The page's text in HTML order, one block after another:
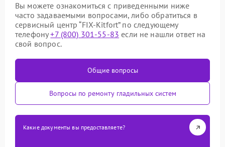
Вы можете ознакомиться с приведенными ниже
часто задаваемыми вопросами, либо обратиться в
сервисный центр “FIX-Kitfort” по следующему
телефону+7 (800) 301-55-83 если не нашли ответ на
свой вопрос.
Общие вопросы
Вопросы по ремонту гладильных систем
Какие документы вы предоставляете?